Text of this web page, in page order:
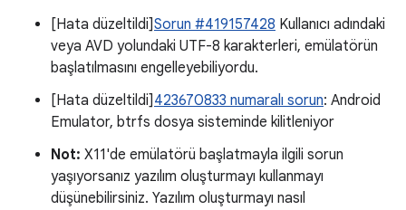
[Hata düzeltildi]Sorun #419157428 Kullanıcı adındaki
veya AVD yolundaki UTF-8 karakterleri, emülatörün
başlatılmasını engelleyebiliyordu.
[Hata düzeltildi] 423670833 numaralı sorun: Android
Emulator, btrfs dosya sisteminde kilitleniyor
Not: X11'de emülatörü başlatmayla ilgili sorun
yaşıyorsanız yazılım oluşturmayı kullanmayı
düşünebilirsiniz. Yazılım oluşturmayı nasıl